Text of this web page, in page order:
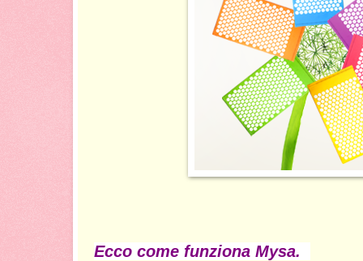
Ecco come funziona Mysa.